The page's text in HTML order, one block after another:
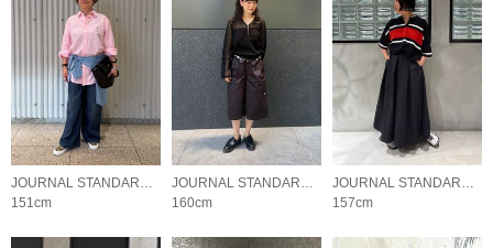
JOURNAL STANDARD LADYS
151cm
JOURNAL STANDARD LADYS
160cm
JOURNAL STANDARD LADYS
157cm